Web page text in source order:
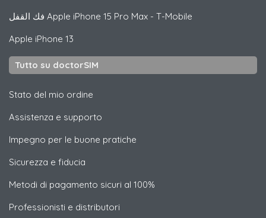
Apple iPhone 15 Pro Max - T-Mobile
Apple iPhone 13
Tutto su doctorSIM
Stato del mio ordine
Assistenza e supporto
Impegno per le buone pratiche
Sicurezza e fiducia
Metodi di pagamento sicuri al 100%
Professionisti e distributori